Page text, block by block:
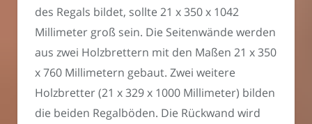
des Regals bildet, sollte 21 x 350 x 1042
Millimeter groß sein. Die Seitenwände werden
aus zwei Holzbrettern mit den Maßen 21 x 350
x 760 Millimetern gebaut. Zwei weitere
Holzbretter (21 x 329 x 1000 Millimeter) bilden
die beiden Regalböden. Die Rückwand wird